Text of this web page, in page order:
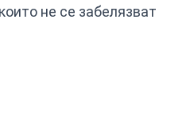
не се забелязват